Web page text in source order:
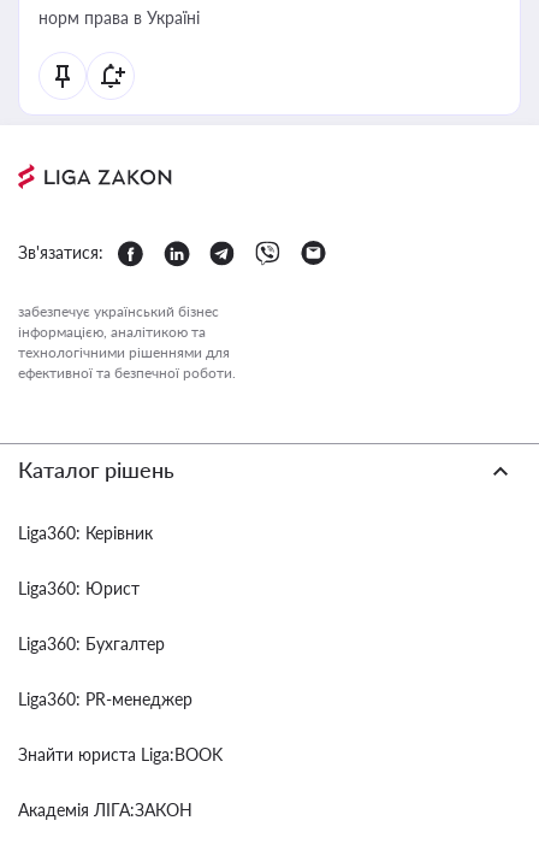
норм права в Україні
Зв'язатися:
забезпечує український бізнес
інформацією, аналітикою та
технологічними рішеннями для
ефективної та безпечної роботи.
Каталог рішень
Liga360: Керівник
Liga360: Юрист
Liga360: Бухгалтер
Liga360: PR-менеджер
Знайти юриста Liga:BOOK
Академія ЛІГА:ЗАКОН